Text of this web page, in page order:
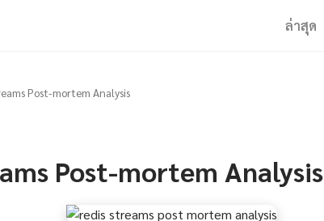
ล่าสุด
Post-mortem Analysis
Post-mortem Analysis